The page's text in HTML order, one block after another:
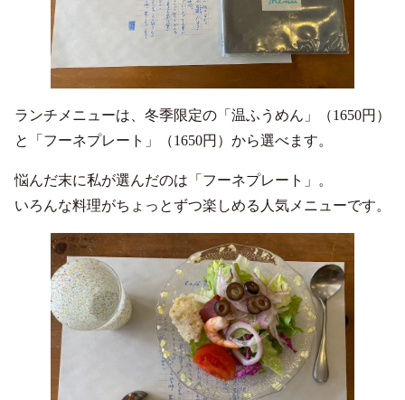
ランチメニューは、冬季限定の「温ふうめん」（1650円）
と「フーネプレート」（1650円）から選べます。
悩んだ末に私が選んだのは「フーネプレート」。
いろんな料理がちょっとずつ楽しめる人気メニューです。